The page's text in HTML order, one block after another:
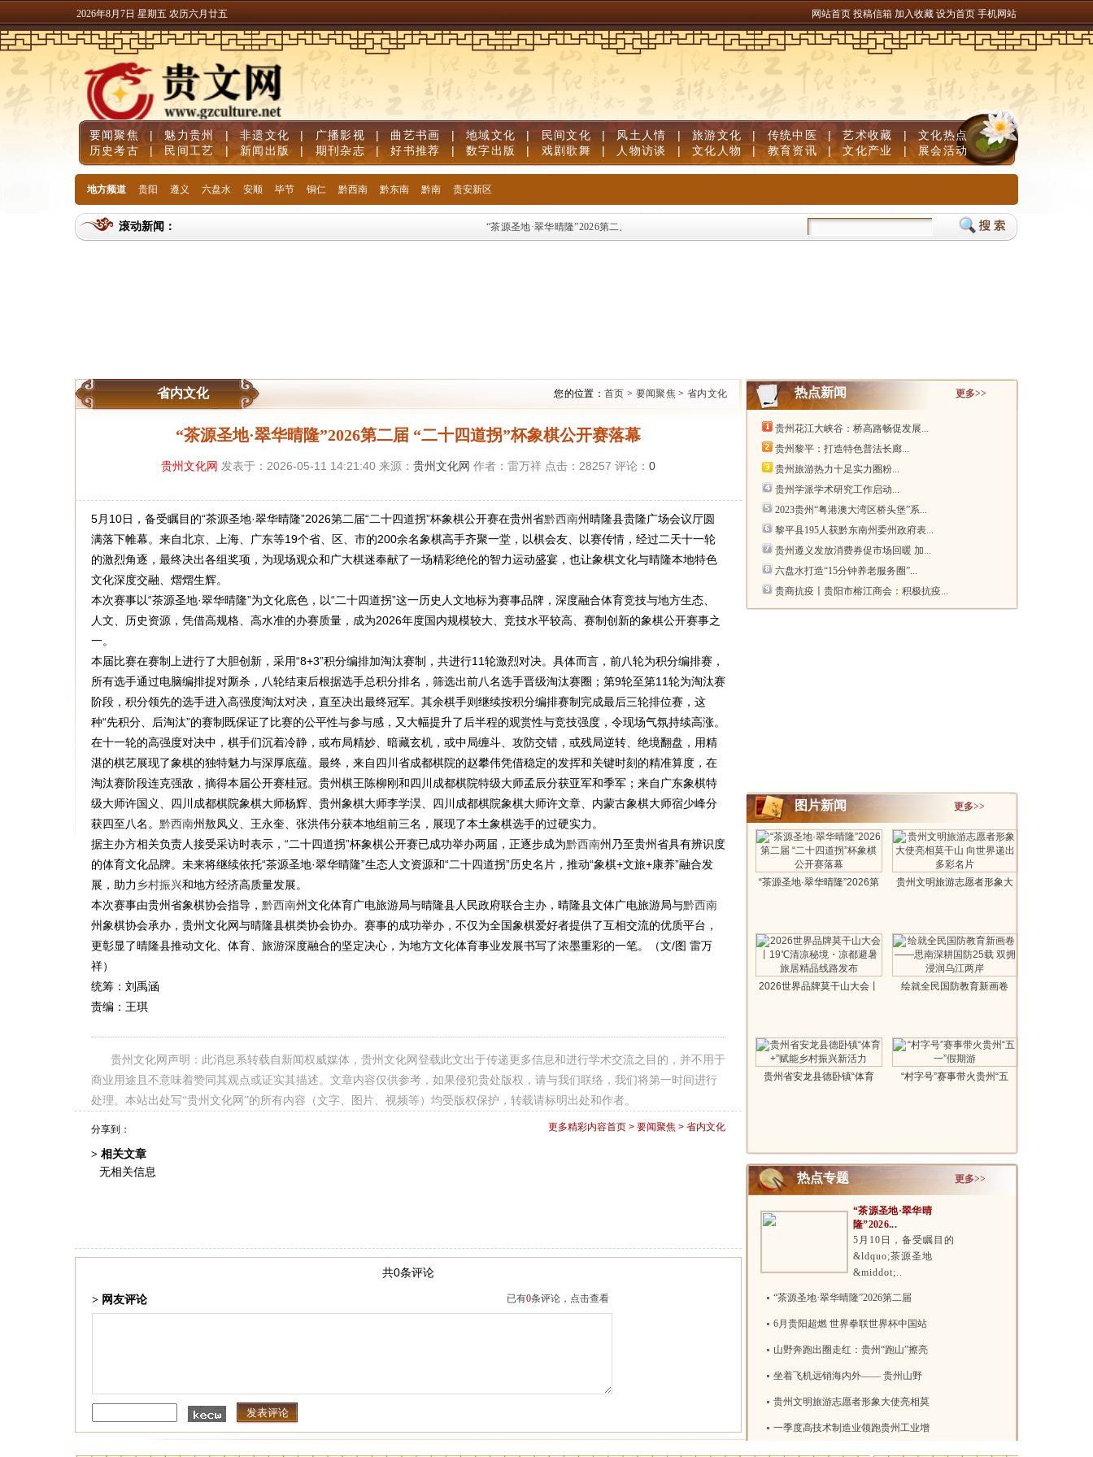
2026年8月7日 星期五 农历六月廿五 网站首页 投稿信箱 加入收藏 设为首页 手机网站
要闻聚焦 | 魅力贵州 | 非遗文化 | 广播影视 | 曲艺书画 | 地域文化 | 民间文化 | 风土人情 | 旅游文化 | 传统中医 | 艺术收藏 | 文化热点
历史考古
| 民间工艺 | 新闻出版 | 期刊杂志 | 好书推荐 | 数字出版 | 戏剧歌舞 | 人物访谈 | 文化人物 | 教育资讯 | 文化产业 | 展会活动
地方频道 贵阳 遵义 六盘水 安顺 毕节 铜仁 黔西南 黔东南 黔南 贵安新区
滚动新闻： “茶源圣地·翠华晴隆”2026第二届 “二十四道拐”杯象棋公开赛落幕 大基数轻松减重选什么减肥产品？2026臻选配比左旋肉碱减肥好物，高效
省内文化 您的位置： 首页 > 要闻聚焦> 省内文化
“茶源圣地·翠华晴隆”2026第二届 “二十四道拐”杯象棋公开赛落幕
贵州文化网 发表于：2026-05-11 14:21:40 来源： 贵州文化网 作者：雷万祥 点击： 28257 评论： 0
5月10日，备受瞩目的“茶源圣地·翠华晴隆”2026第二届“二十四道拐”杯象棋公开赛在贵州省黔西南州晴隆县贵隆广场会议厅圆
满落下帷幕。来自北京、上海、广东等19个省、区、市的200余名象棋高手齐聚一堂，以棋会友、以赛传情，经过二天十一轮
的激烈角逐，最终决出各组奖项，为现场观众和广大棋迷奉献了一场精彩绝伦的智力运动盛宴，也让象棋文化与晴隆本地特色
文化深度交融、熠熠生辉。
本次赛事以“茶源圣地·翠华晴隆”为文化底色，以“二十四道拐”这一历史人文地标为赛事品牌，深度融合体育竞技与地方生态、
人文、历史资源，凭借高规格、高水准的办赛质量，成为2026年度国内规模较大、竞技水平较高、赛制创新的象棋公开赛事之
一。
本届比赛在赛制上进行了大胆创新，采用“8+3”积分编排加淘汰赛制，共进行11轮激烈对决。具体而言，前八轮为积分编排赛，
所有选手通过电脑编排捉对厮杀，八轮结束后根据选手总积分排名，筛选出前八名选手晋级淘汰赛圈；第9轮至第11轮为淘汰赛
阶段，积分领先的选手进入高强度淘汰对决，直至决出最终冠军。其余棋手则继续按积分编排赛制完成最后三轮排位赛，这
种“先积分、后淘汰”的赛制既保证了比赛的公平性与参与感，又大幅提升了后半程的观赏性与竞技强度，令现场气氛持续高涨。
在十一轮的高强度对决中，棋手们沉着冷静，或布局精妙、暗藏玄机，或中局缠斗、攻防交错，或残局逆转、绝境翻盘，用精
湛的棋艺展现了象棋的独特魅力与深厚底蕴。最终，来自四川省成都棋院的赵攀伟凭借稳定的发挥和关键时刻的精准算度，在
淘汰赛阶段连克强敌，摘得本届公开赛桂冠。贵州棋王陈柳刚和四川成都棋院特级大师孟辰分获亚军和季军；来自广东象棋特
级大师许国义、四川成都棋院象棋大师杨辉、贵州象棋大师李学淏、四川成都棋院象棋大师许文章、内蒙古象棋大师宿少峰分
获四至八名。 黔西南州敖凤义、王永奎、张洪伟分获本地组前三名，展现了本土象棋选手的过硬实力。
据主办方相关负责人接受采访时表示，“二十四道拐”杯象棋公开赛已成功举办两届，正逐步成为黔西南州乃至贵州省具有辨识度
的体育文化品牌。未来将继续依托“茶源圣地·翠华晴隆”生态人文资源和“二十四道拐”历史名片，推动“象棋+文旅+康养”融合发
展，助力 乡村振兴和地方经济高质量发展。
本次赛事由贵州省象棋协会指导， 黔西南州文化体育广电旅游局与晴隆县人民政府联合主办，晴隆县文体广电旅游局与黔西南
州象棋协会承办，贵州文化网与晴隆县棋类协会协办。赛事的成功举办，不仅为全国象棋爱好者提供了互相交流的优质平台，
更彰显了晴隆县推动文化、体育、旅游深度融合的坚定决心，为地方文化体育事业发展书写了浓墨重彩的一笔。（文/图 雷万
祥）
统筹：刘禹涵
责编：王琪
贵州文化网声明：此消息系转载自新闻权威媒体，贵州文化网登载此文出于传递更多信息和进行学术交流之目的，并不用于
商业用途且不意味着赞同其观点或证实其描述。文章内容仅供参考，如果侵犯贵处版权，请与我们联络，我们将第一时间进行
处理。本站出处写“贵州文化网”的所有内容（文字、图片、视频等）均受版权保护，转载请标明出处和作者。
分享到： 更多精彩内容首页 > 要闻聚焦 > 省内文化
> 相关文章
无相关信息
共0条评论
> 网友评论 已有0条评论，点击查看
热点新闻 更多>>
贵州花江大峡谷：桥高路畅促发展...
贵州黎平：打造特色普法长廊...
贵州旅游热力十足实力圈粉...
贵州学派学术研究工作启动...
2023贵州“粤港澳大湾区桥头堡”系...
黎平县195人获黔东南州委州政府表...
贵州遵义发放消费券促市场回暖 加...
六盘水打造“15分钟养老服务圈”...
贵商抗疫〡贵阳市榕江商会：积极抗疫...
图片新闻 更多>>
“茶源圣地·翠华晴隆”2026第
贵州文明旅游志愿者形象大
2026世界品牌莫干山大会丨
绘就全民国防教育新画卷
贵州省安龙县德卧镇“体育
“村字号”赛事带火贵州“五
热点专题 更多>>
“茶源圣地·翠华晴
隆”2026...
5月10日，备受瞩目的
&ldquo;茶源圣地
&middot;..
“茶源圣地·翠华晴隆”2026第二届
6月贵阳超燃 世界拳联世界杯中国站
山野奔跑出圈走红：贵州“跑山”擦亮
坐着飞机远销海内外—— 贵州山野
贵州文明旅游志愿者形象大使亮相莫
一季度高技术制造业领跑贵州工业增